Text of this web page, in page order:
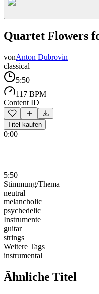
Quartet Flowers
vonAnton Dubrovin
classical
5:50
117 BPM
Content ID
Titel kaufen
0:00
5:50
Stimmung/Thema
neutral
melancholic
psychedelic
Instrumente
guitar
strings
Weitere Tags
instrumental
Ähnliche Titel